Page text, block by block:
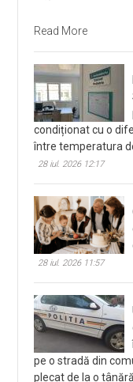
Read More
condiționat cu o
între temperatura
28 iul. 2026 12:17
28 iul. 2026 11:57
pe o stradă din
plecat de la o tânără